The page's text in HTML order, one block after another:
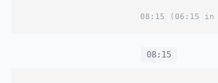
08:15 (06:15 in
08:15